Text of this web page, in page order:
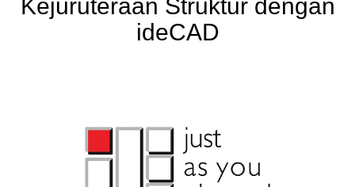
Kejuruteraan Struktur dengan
ideCAD